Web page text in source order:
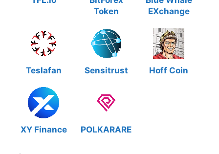
Token
EXchange
Teslafan Sensitrust Hoff Coin
XY Finance POLKARARE